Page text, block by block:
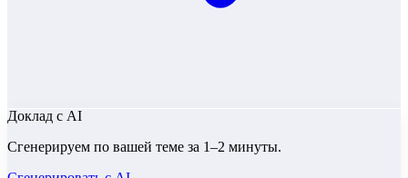
Доклад с AI
Сгенерируем по вашей теме за 1–2 минуты.